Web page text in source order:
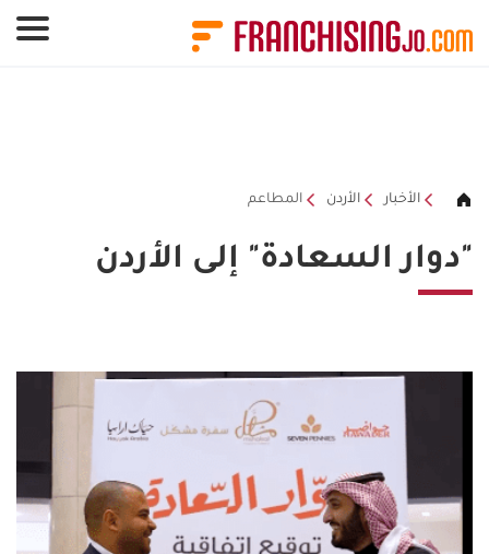
الأخبار الأردن المطاعم
"دوار السعادة" إلى الأردن
لوحة إدارة ملفات تعريف الارتباط